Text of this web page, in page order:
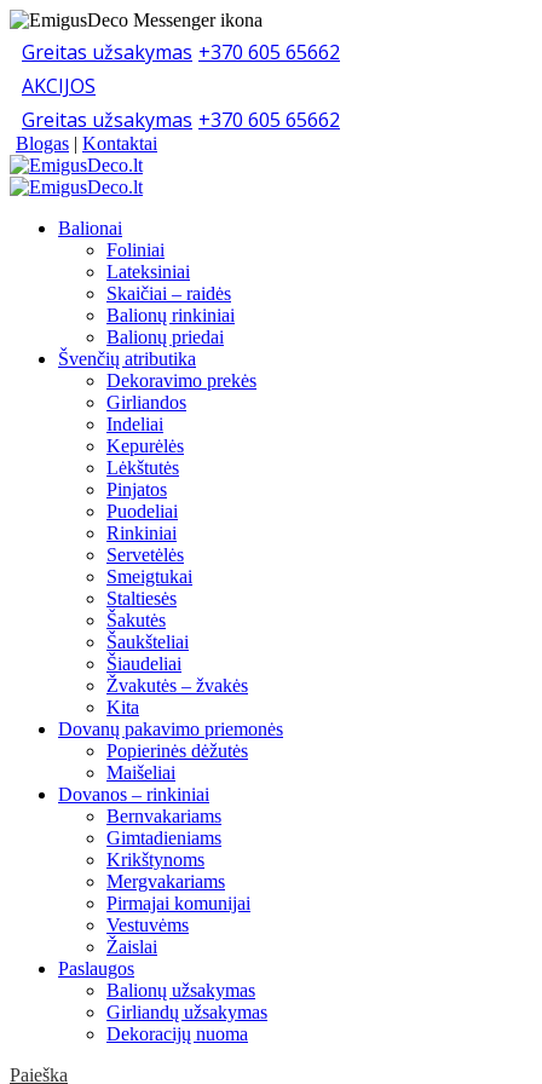
Greitas užsakymas +370 605 65662
AKCIJOS
Greitas užsakymas +370 605 65662
Blogas | Kontaktai
Balionai
Foliniai
Lateksiniai
Skaičiai – raidės
Balionų rinkiniai
Balionų priedai
Švenčių atributika
Dekoravimo prekės
Girliandos
Indeliai
Kepurėlės
Lėkštutės
Pinjatos
Puodeliai
Rinkiniai
Servetėlės
Smeigtukai
Staltiesės
Šakutės
Šaukšteliai
Šiaudeliai
Žvakutės – žvakės
Kita
Dovanų pakavimo priemonės
Popierinės dėžutės
Maišeliai
Dovanos – rinkiniai
Bernvakariams
Gimtadieniams
Krikštynoms
Mergvakariams
Pirmajai komunijai
Vestuvėms
Žaislai
Paslaugos
Balionų užsakymas
Girliandų užsakymas
Dekoracijų nuoma
Paieška